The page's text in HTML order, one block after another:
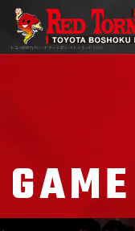
トヨタ紡織九州ハンドボール部レッドトルネードSAGA
GAME